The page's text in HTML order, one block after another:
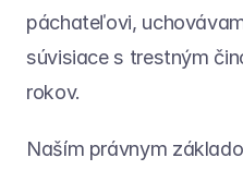
páchateľovi,
súvisiace s trestným
rokov.
Naším právnym